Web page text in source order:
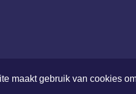
maakt gebruik van cookies
Copyright (c) 2026 |